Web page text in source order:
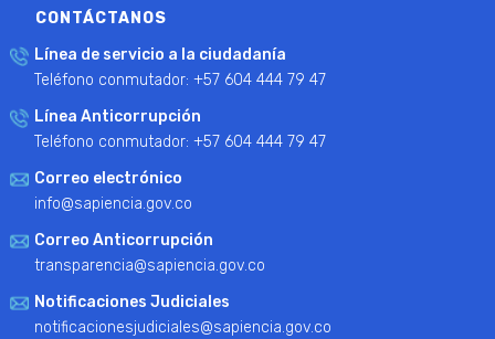
CONTÁCTANOS
Línea de servicio a la ciudadanía
Teléfono conmutador: +57 604 444 79 47
Línea Anticorrupción
Teléfono conmutador: +57 604 444 79 47
Correo electrónico
info@sapiencia.gov.co
Correo Anticorrupción
transparencia@sapiencia.gov.co
Notificaciones Judiciales
notificacionesjudiciales@sapiencia.gov.co